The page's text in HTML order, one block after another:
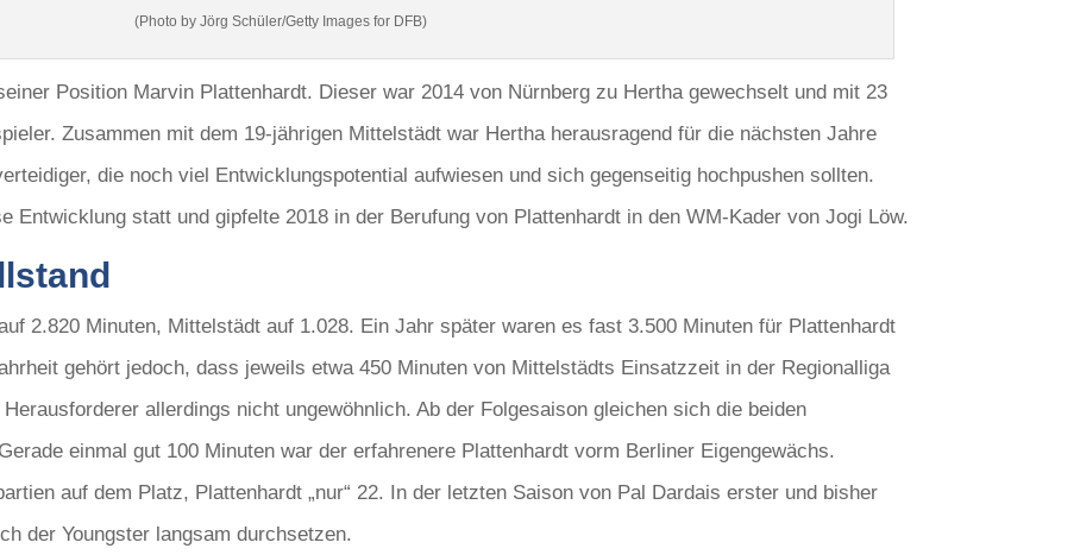
(Photo by Jörg Schüler/Getty Images for DFB)
Position Marvin Plattenhardt. Dieser war 2014 von Nürnberg zu Hertha gewechselt und mit 23
Zusammen mit dem 19-jährigen Mittelstädt war Hertha herausragend für die nächsten Jahre
die noch viel Entwicklungspotential aufwiesen und sich gegenseitig hochpushen sollten.
Entwicklung statt und gipfelte 2018 in der Berufung von Plattenhardt in den WM-Kader von Jogi Löw.
2.820 Minuten, Mittelstädt auf 1.028. Ein Jahr später waren es fast 3.500 Minuten für Plattenhardt
gehört jedoch, dass jeweils etwa 450 Minuten von Mittelstädts Einsatzzeit in der Regionalliga
allerdings nicht ungewöhnlich. Ab der Folgesaison gleichen sich die beiden
einmal gut 100 Minuten war der erfahrenere Plattenhardt vorm Berliner Eigengewächs.
auf dem Platz, Plattenhardt „nur“ 22. In der letzten Saison von Pal Dardais erster und bisher
der Youngster langsam durchsetzen.